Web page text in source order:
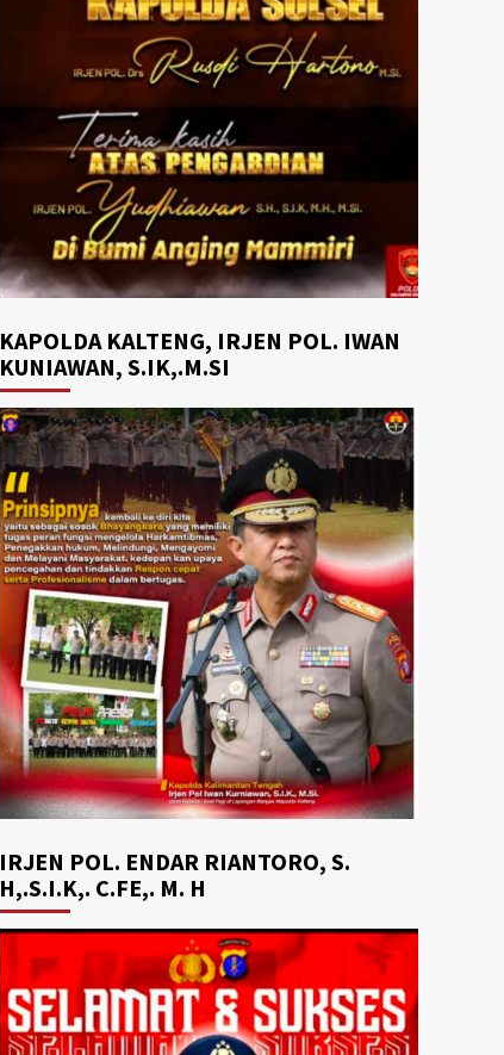
KAPOLDA KALTENG, IRJEN POL. IWAN
KUNIAWAN, S.IK,.M.SI
IRJEN POL. ENDAR RIANTORO, S.
H,.S.I.K,. C.FE,. M. H